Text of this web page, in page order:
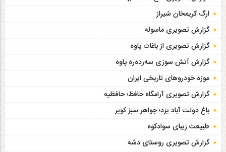
ارگ کریمخان شیراز
گزارش تصویری ماسوله
گزارش تصویری از باغات پاوه
گزارش آتش سوزی سەردەرە پاوه
موزه خودروهای تاریخی ایران
گزارش تصویری آرامگاه حافظ؛ حافظیه‎
باغ دولت آباد یزد؛ جواهر سبز کویر
طبیعت زیبای سوادکوه
گزارش تصویری روستای دشه